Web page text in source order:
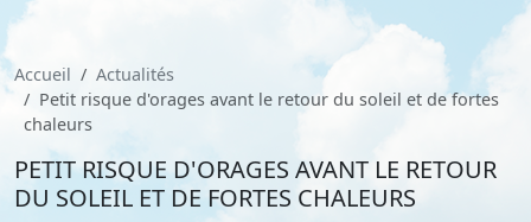
Accueil
Actualités
Petit risque d'orages avant le retour du soleil et de fortes
chaleurs
PETIT RISQUE D'ORAGES AVANT LE RETOUR
DU SOLEIL ET DE FORTES CHALEURS